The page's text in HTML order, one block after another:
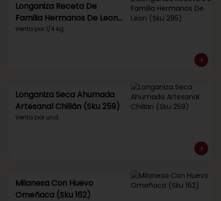
Longaniza Receta De
Familia Hermanos De Leon
(Sku 295)
Venta por 1/4 kg.
Longaniza Seca Ahumada
Artesanal Chillán (Sku 259)
Venta por und.
Milanesa Con Huevo
Omeñaca (Sku 162)